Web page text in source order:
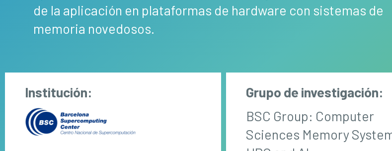
de la aplicación en plataformas de hardware con sistemas de
memoria novedosos.
Institución:
Grupo de investigación:
BSC Group: Computer
Sciences Memory